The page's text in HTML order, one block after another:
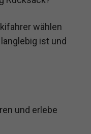
wählen
ist und
und erlebe